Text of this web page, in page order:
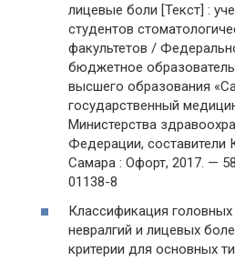
лицевые боли [Текст] :
студентов
факультетов /
бюджетное
высшего образования
государственный
Министерства
Федерации, составители
Самара : Офорт, 2017. —
01138-8
Классификация
невралгий и лицевых
критерии для основных